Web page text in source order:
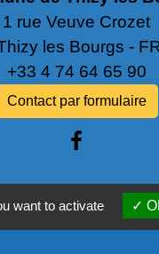
1 rue Veuve Crozet
les Bourgs -
+33 4 74 64 65 90
Contact par formulaire
want to activate